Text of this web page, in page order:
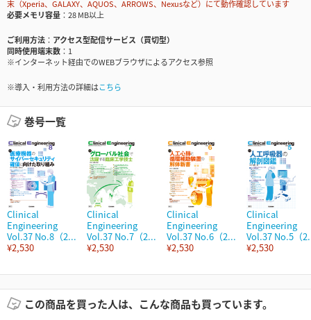
末（Xperia、GALAXY、AQUOS、ARROWS、Nexusなど）にて動作確認しています
必要メモリ容量
28 MB以上
ご利用方法
アクセス型配信サービス（買切型）
同時使用端末数
1
※インターネット経由でのWEBブラウザによるアクセス参照
※導入・利用方法の詳細はこちら
巻号一覧
Clinical
Engineering
Vol.37 No.8（2...
¥2,530
Clinical
Engineering
Vol.37 No.7（2...
¥2,530
Clinical
Engineering
Vol.37 No.6（2...
¥2,530
Clinical
Engineering
Vol.37 No.5（
¥2,530
この商品を買った人は、こんな商品も買っています。